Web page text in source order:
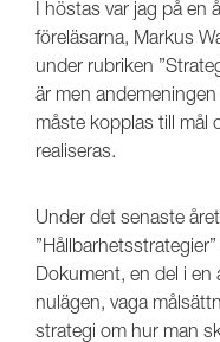
I höstas var jag på en
föreläsarna, Markus
under rubriken
är men
måste kopplas till mål
realiseras.
Under det senaste
Dokument, en del i en
nulägen, vaga
strategi om hur man